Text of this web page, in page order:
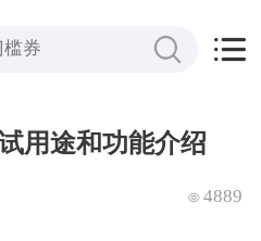
用途和功能介绍
4889